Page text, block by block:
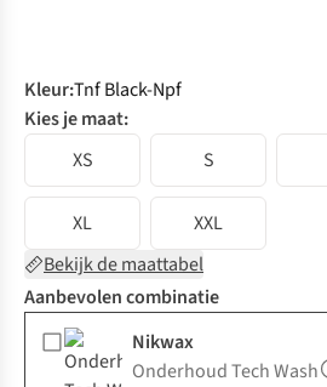
Kleur:Tnf Black-Npf
Kies je maat:
XS
S
XL
XXL
Bekijk de maattabel
Aanbevolen combinatie
Nikwax
Onderhoud Tech Wash